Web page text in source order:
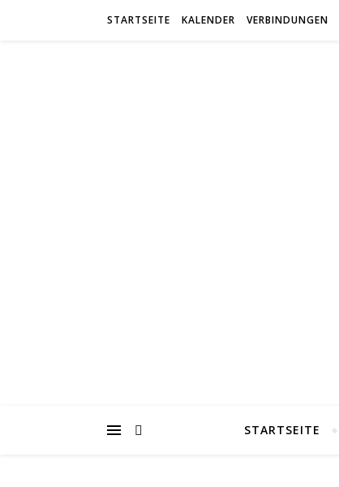
STARTSEITE KALENDER VERBINDUNGEN
STARTSEITE